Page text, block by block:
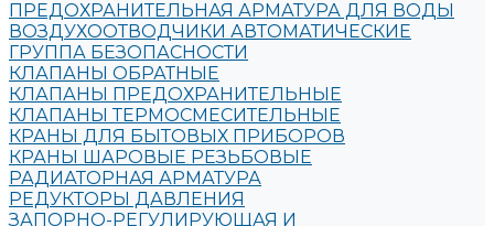
ПРЕДОХРАНИТЕЛЬНАЯ АРМАТУРА ДЛЯ ВОДЫ
ВОЗДУХООТВОДЧИКИ АВТОМАТИЧЕСКИЕ
ГРУППА БЕЗОПАСНОСТИ
КЛАПАНЫ ОБРАТНЫЕ
КЛАПАНЫ ПРЕДОХРАНИТЕЛЬНЫЕ
КЛАПАНЫ ТЕРМОСМЕСИТЕЛЬНЫЕ
КРАНЫ ДЛЯ БЫТОВЫХ ПРИБОРОВ
КРАНЫ ШАРОВЫЕ РЕЗЬБОВЫЕ
РАДИАТОРНАЯ АРМАТУРА
РЕДУКТОРЫ ДАВЛЕНИЯ
ЗАПОРНО-РЕГУЛИРУЮЩАЯ И